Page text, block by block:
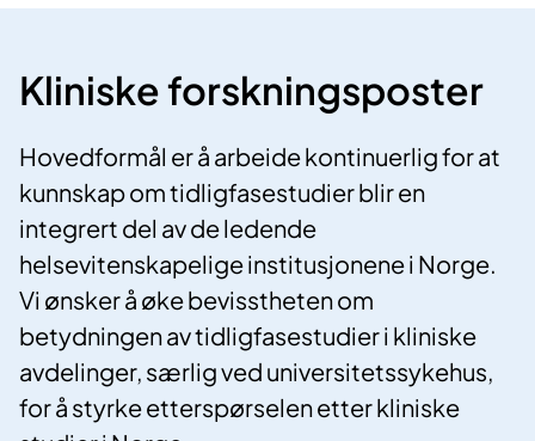
Kliniske forskningsposter
Hovedformål er å arbeide kontinuerlig for at
kunnskap om tidligfasestudier blir en
integrert del av de ledende
helsevitenskapelige institusjonene i Norge.
Vi ønsker å øke bevisstheten om
betydningen av tidligfasestudier i kliniske
avdelinger, særlig ved universitetssykehus,
for å styrke etterspørselen etter kliniske